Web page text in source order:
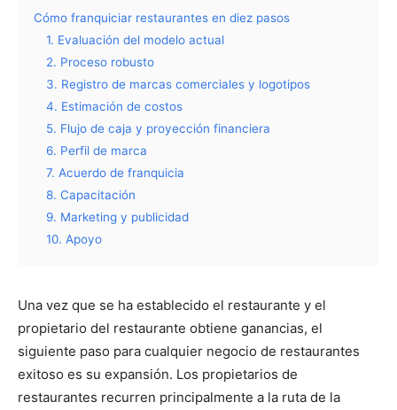
Cómo franquiciar restaurantes en diez pasos
1. Evaluación del modelo actual
2. Proceso robusto
3. Registro de marcas comerciales y logotipos
4. Estimación de costos
5. Flujo de caja y proyección financiera
6. Perfil de marca
7. Acuerdo de franquicia
8. Capacitación
9. Marketing y publicidad
10. Apoyo
Una vez que se ha establecido el restaurante y el
propietario del restaurante obtiene ganancias, el
siguiente paso para cualquier negocio de restaurantes
exitoso es su expansión. Los propietarios de
restaurantes recurren principalmente a la ruta de la